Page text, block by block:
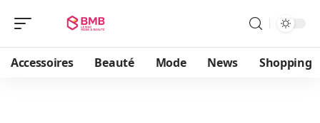
Accessoires Beauté Mode News Shopping